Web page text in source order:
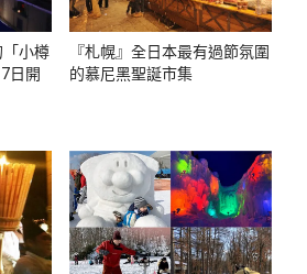
「小樽
日開
『札幌』全日本最有過節氛圍
的慕尼黑聖誕市集